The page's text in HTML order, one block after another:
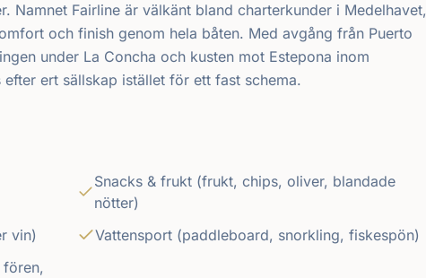
Namnet Fairline är välkänt bland charterkunder i Medelhavet,
och finish genom hela båten. Med avgång från Puerto
under La Concha och kusten mot Estepona inom
ert sällskap istället för ett fast schema.
Snacks & frukt (frukt, chips, oliver, blandade
nötter)
vin)
Vattensport (paddleboard, snorkling, fiskespön)